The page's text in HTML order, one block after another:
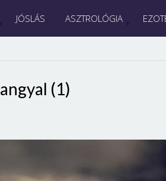
JÓSLÁS ASZTROLÓGIA
angyal (1)